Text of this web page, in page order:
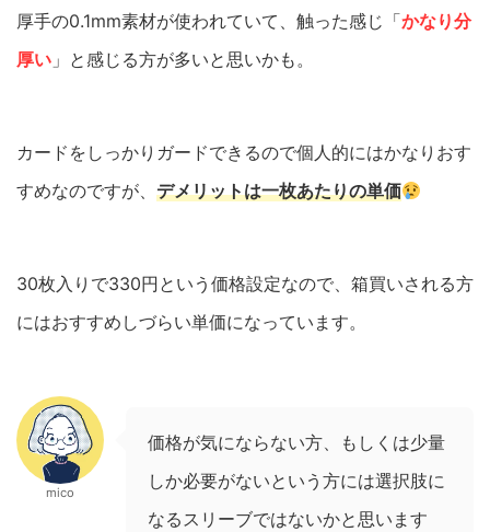
厚手の0.1mm素材が使われていて、触った感じ「かなり分
厚い 」と感じる方が多いと思いかも。
カードをしっかりガードできるので個人的にはかなりおす
すめなのですが、 デメリットは一枚あたりの単価
30枚入りで330円という価格設定なので、箱買いされる方
にはおすすめしづらい単価になっています。
mico
価格が気にならない方、もしくは少量
しか必要がないという方には選択肢に
なるスリーブではないかと思います